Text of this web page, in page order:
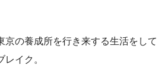
の養成所を行き来する生活をして
イク。